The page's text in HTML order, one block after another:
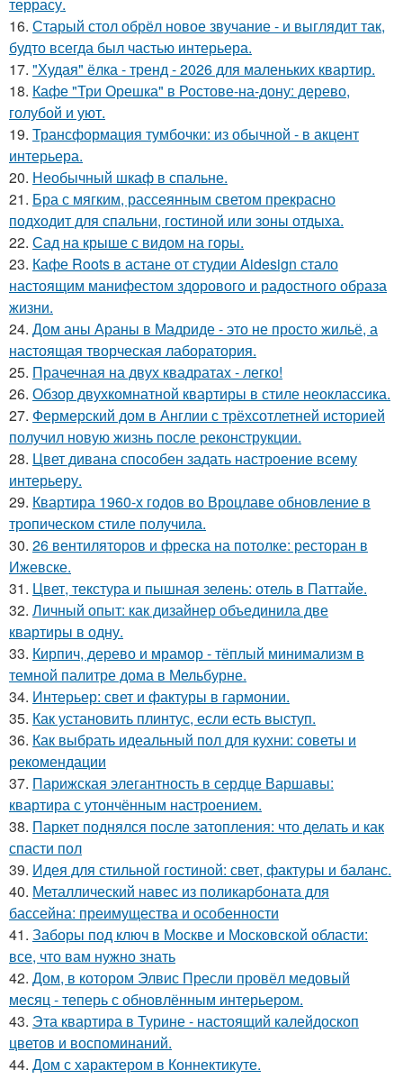
террасу.
16. Старый стол обрёл новое звучание - и выглядит так,
будто всегда был частью интерьера.
17. "Худая" ёлка - тренд - 2026 для маленьких квартир.
18. Кафе "Три Орешка" в Ростове-на-дону: дерево,
голубой и уют.
19. Трансформация тумбочки: из обычной - в акцент
интерьера.
20. Необычный шкаф в спальне.
21. Бра с мягким, рассеянным светом прекрасно
подходит для спальни, гостиной или зоны отдыха.
22. Сад на крыше с видом на горы.
23. Кафе Roots в астане от студии Aidesign стало
настоящим манифестом здорового и радостного образа
жизни.
24. Дом аны Араны в Мадриде - это не просто жильё, а
настоящая творческая лаборатория.
25. Прачечная на двух квадратах - легко!
26. Обзор двухкомнатной квартиры в стиле неоклассика.
27. Фермерский дом в Англии с трёхсотлетней историей
получил новую жизнь после реконструкции.
28. Цвет дивана способен задать настроение всему
интерьеру.
29. Квартира 1960-х годов во Вроцлаве обновление в
тропическом стиле получила.
30. 26 вентиляторов и фреска на потолке: ресторан в
Ижевске.
31. Цвет, текстура и пышная зелень: отель в Паттайе.
32. Личный опыт: как дизайнер объединила две
квартиры в одну.
33. Кирпич, дерево и мрамор - тёплый минимализм в
темной палитре дома в Мельбурне.
34. Интерьер: свет и фактуры в гармонии.
35. Как установить плинтус, если есть выступ.
36. Как выбрать идеальный пол для кухни: советы и
рекомендации
37. Парижская элегантность в сердце Варшавы:
квартира с утончённым настроением.
38. Паркет поднялся после затопления: что делать и как
спасти пол
39. Идея для стильной гостиной: свет, фактуры и баланс.
40. Металлический навес из поликарбоната для
бассейна: преимущества и особенности
41. Заборы под ключ в Москве и Московской области:
все, что вам нужно знать
42. Дом, в котором Элвис Пресли провёл медовый
месяц - теперь с обновлённым интерьером.
43. Эта квартира в Турине - настоящий калейдоскоп
цветов и воспоминаний.
44. Дом с характером в Коннектикуте.